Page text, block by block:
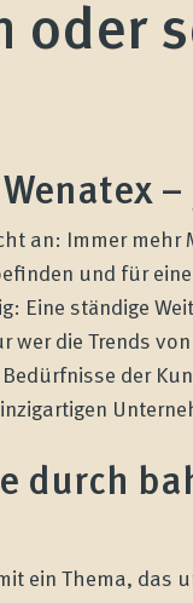
oder
an: Immer
und für
Eine ständige
die Trends
der
durch
ein Thema, das